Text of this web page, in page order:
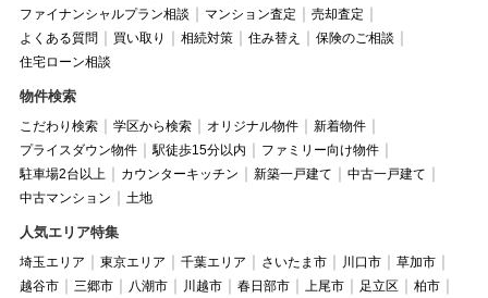
ファイナンシャルプラン相談
マンション査定
売却査定
よくある質問
買い取り 相続対策 住み替え
保険のご相談
住宅ローン相談
物件検索
こだわり検索 学区から検索 オリジナル物件
新着物件
プライスダウン物件
駅徒歩15分以内
ファミリー向け物件
駐車場2台以上
カウンターキッチン 新築一戸建て
中古一戸建て
中古マンション
土地
人気エリア特集
埼玉エリア 東京エリア 千葉エリア さいたま市 川口市
草加市
越谷市
三郷市 八潮市 川越市 春日部市 上尾市 足立区
柏市